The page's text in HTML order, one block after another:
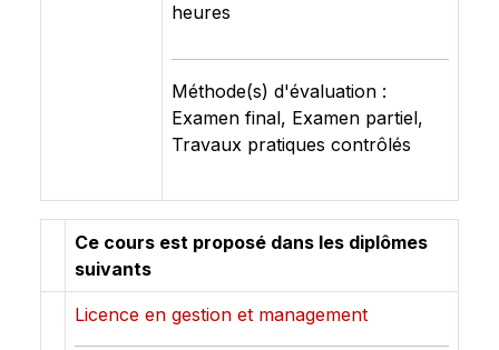
heures
Méthode(s) d'évaluation :
Examen final, Examen partiel,
Travaux pratiques contrôlés
Ce cours est proposé dans les diplômes
suivants
Licence en gestion et management